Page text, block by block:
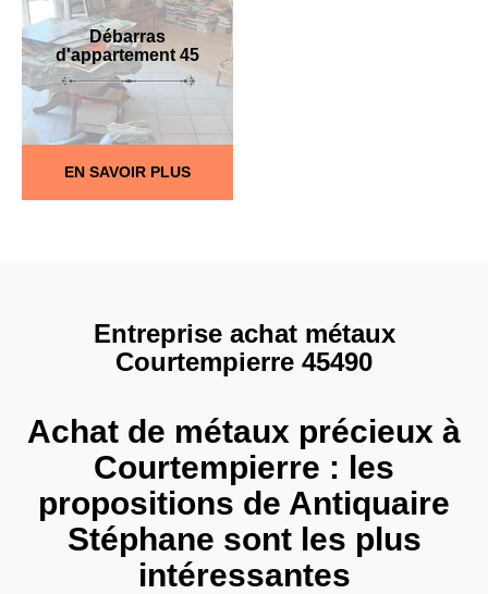
Débarras
d'appartement 45
EN SAVOIR PLUS
Entreprise achat métaux
Courtempierre 45490
Achat de métaux précieux à
Courtempierre : les
propositions de Antiquaire
Stéphane sont les plus
intéressantes